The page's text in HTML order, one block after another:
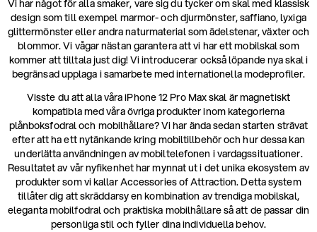
Vi har något för alla smaker, vare sig du tycker om skal med klassisk
design som till exempel marmor- och djurmönster, saffiano, lyxiga
glittermönster eller andra naturmaterial som ädelstenar, växter och
blommor. Vi vågar nästan garantera att vi har ett mobilskal som
kommer att tilltala just dig! Vi introducerar också löpande nya skal i
begränsad upplaga i samarbete med internationella modeprofiler.
Visste du att alla våra iPhone 12 Pro Max skal är magnetiskt
kompatibla med våra övriga produkter inom kategorierna
plånboksfodral och mobilhållare? Vi har ända sedan starten strävat
efter att ha ett nytänkande kring mobiltillbehör och hur dessa kan
underlätta användningen av mobiltelefonen i vardagssituationer.
Resultatet av vår nyfikenhet har mynnat ut i det unika ekosystem av
produkter som vi kallar Accessories of Attraction. Detta system
tillåter dig att skräddarsy en kombination av trendiga mobilskal,
eleganta mobilfodral och praktiska mobilhållare så att de passar din
personliga stil och fyller dina individuella behov.